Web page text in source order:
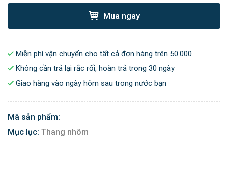
Mua ngay
Miễn phí vận chuyển cho tất cả đơn hàng trên 50.000
Không cần trả lại rắc rối, hoàn trả trong 30 ngày
Giao hàng vào ngày hôm sau trong nước bạn
Mã sản phẩm:
Mục lục: Thang nhôm